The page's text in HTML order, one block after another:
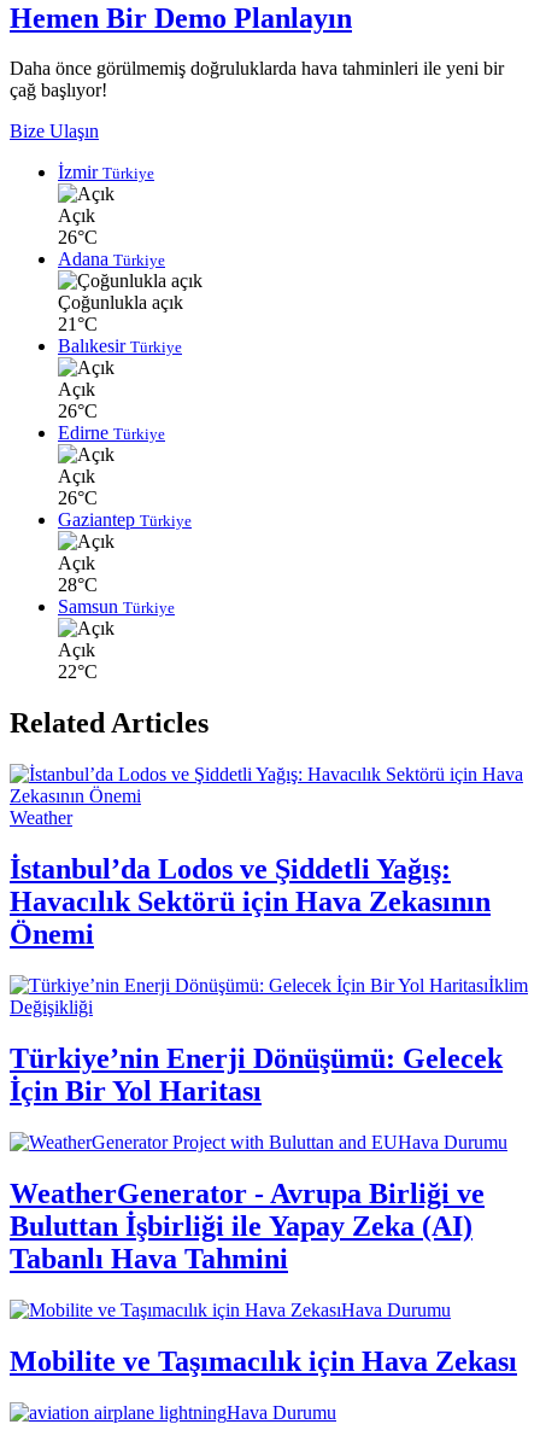
Hemen Bir Demo Planlayın
Daha önce görülmemiş doğruluklarda hava tahminleri ile yeni bir
çağ başlıyor!
Bize Ulaşın
İzmir Türkiye
Açık
26°C
Adana Türkiye
Çoğunlukla açık
21°C
Balıkesir Türkiye
Açık
26°C
Edirne Türkiye
Açık
26°C
Gaziantep Türkiye
Açık
28°C
Samsun Türkiye
Açık
22°C
Related Articles
Weather
İstanbul’da Lodos ve Şiddetli Yağış:
Havacılık Sektörü için Hava Zekasının
Önemi
İklim
Değişikliği
Türkiye’nin Enerji Dönüşümü: Gelecek
İçin Bir Yol Haritası
Hava Durumu
WeatherGenerator - Avrupa Birliği ve
Buluttan İşbirliği ile Yapay Zeka (AI)
Tabanlı Hava Tahmini
Hava Durumu
Mobilite ve Taşımacılık için Hava Zekası
Hava Durumu